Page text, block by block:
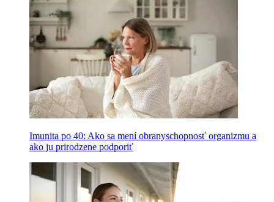
Imunita po 40: Ako sa mení obranyschopnosť organizmu a
ako ju prirodzene podporiť